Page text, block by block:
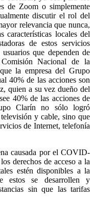
de Zoom o simplemente
discutir el rol del
relevancia que nunca,
características locales del
de estos servicios
que dependen de
Nacional de la
la empresa del Grupo
40% de las acciones son
quien a su vez dueño del
40% de las acciones de
Clarín no sólo logró
y cable, sino que
de Internet, telefonía
causada por el COVID-
derechos de acceso a la
estén disponibles a la
estos se desarrollen y
sin que las tarifas